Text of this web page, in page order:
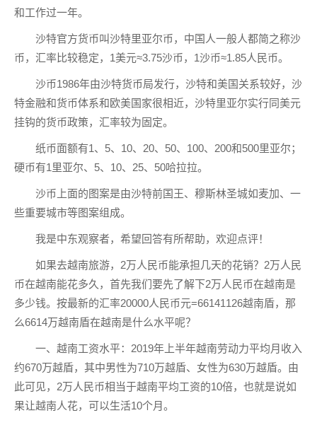
和工作过一年。
沙特官方货币叫沙特里亚尔币，中国人一般人都简之称沙
币，汇率比较稳定，1美元≈3.75沙币，1沙币≈1.85人民币。
沙币1986年由沙特货币局发行，沙特和美国关系较好，沙
特金融和货币体系和欧美国家很相近，沙特里亚尔实行同美元
挂钩的货币政策，汇率较为固定。
纸币面额有1、5、10、20、50、100、200和500里亚尔；
硬币有1里亚尔、5、10、25、50哈拉拉。
沙币上面的图案是由沙特前国王、穆斯林圣城如麦加、一
些重要城市等图案组成。
我是中东观察者，希望回答有所帮助，欢迎点评！
如果去越南旅游，2万人民币能承担几天的花销？2万人民
币在越南能花多久，首先我们要先了解下2万人民币在越南是
多少钱。按最新的汇率20000人民币元=66141126越南盾，那
么6614万越南盾在越南是什么水平呢？
一、越南工资水平：2019年上半年越南劳动力平均月收入
约670万越盾，其中男性为710万越盾、女性为630万越盾。由
此可见，2万人民币相当于越南平均工资的10倍，也就是说如
果让越南人花，可以生活10个月。